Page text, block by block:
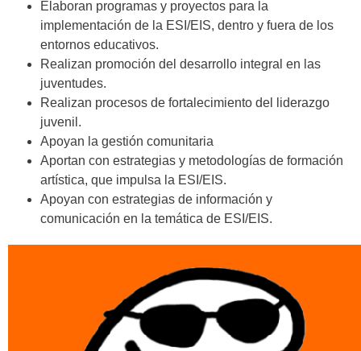
Elaboran programas y proyectos para la
implementación de la ESI/EIS, dentro y fuera de los
entornos educativos.
Realizan promoción del desarrollo integral en las
juventudes.
Realizan procesos de fortalecimiento del liderazgo
juvenil.
Apoyan la gestión comunitaria
Aportan con estrategias y metodologías de formación
artística, que impulsa la ESI/EIS.
Apoyan con estrategias de información y
comunicación en la temática de ESI/EIS.